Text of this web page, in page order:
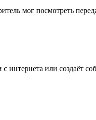
мог посмотреть
интернета или создаёт